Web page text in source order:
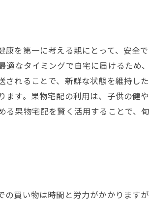
を第一に考える親にとって、安全
なタイミングで自宅に届けるため
れることで、新鮮な状態を維持し
す。果物宅配の利用は、子供の健
果物宅配を賢く活用することで、
買い物は時間と労力がかかります